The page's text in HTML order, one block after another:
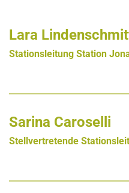
Lara
Stationsleitung Station
Sarina Caroselli
Stellvertretende